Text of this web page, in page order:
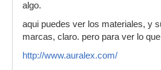
algo.
aqui puedes ver los materiales, y
marcas, claro. pero para ver lo
http://www.auralex.com/